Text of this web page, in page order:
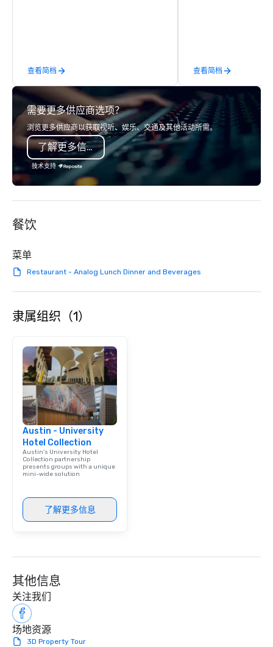
and craft cocktails at each venue, all
with complete VIP service. This unique
experience gives guests the
opportunity to sit next to different
colleagues at each venue to mix,
mingle, and easily network. Each tour
is led by a professional guide
specializing in escorting large groups
with utmost care, who personalizes
each experience with fun and
engaging information along the way.
entertaining activity and unique
that are sure to add new vitality to
team building. All-Inclusive Group
Dining When meeting planners book a
Smacking Foodie Tours, the entire
signature dishes at each restaurant.
Our affordable tours are priced per
person with tax and gratuities
included. The only thing not included
are drinks. However, a beverage
package upgrade is available, which
provides guests a signature cocktail
at various stops. Build Your Network
Our exclusive experiences provide the
ultimate networking opportunities. At
right of you. Because our tours take
place at multiple restaurants, with
with different people when you sit
traverse along the way. Our
experiences not only provide more
ways to network, but a more convivial
way to do so. Large Groups Welcome
Lip Smacking Foodie Tours is ideal for
查看简档
perfect balance
and a rich history
of the neighborhood
university.
查看简档
需要更多供应商选项？
浏览更多供应商以获取视听、娱乐、交通及其他活动所需。
了解更多信息
技术支持
餐饮
菜单
Restaurant - Analog Lunch Dinner and Beverages
隶属组织（1）
Austin - University
Hotel Collection
Austin’s University Hotel
Collection partnership
presents groups with a unique
mini-wide solution
了解更多信息
其他信息
关注我们
场地资源
3D Property Tour